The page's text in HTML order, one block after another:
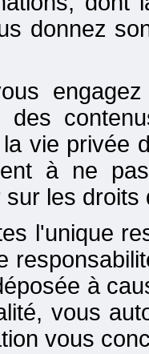
donnez
des
vie privée
à ne
sur les droits
l'unique
à
vous
vous